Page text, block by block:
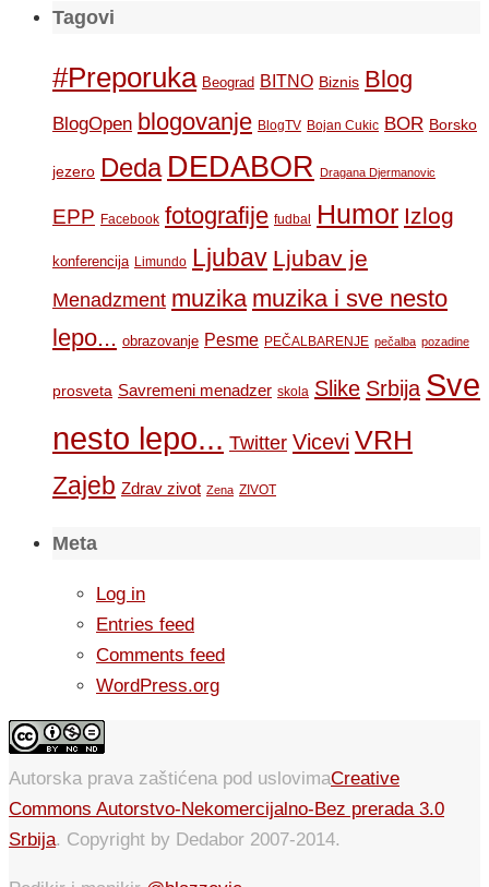
Tagovi
#Preporuka Beograd BITNO Biznis Blog
BlogOpen blogovanje BlogTV Bojan Cukic BOR Borsko
jezero Deda DEDABOR Dragana Djermanovic
EPP Facebook fotografije fudbal Humor Izlog
konferencija Limundo Ljubav Ljubav je
Menadzment muzika muzika i sve nesto
lepo... obrazovanje Pesme PEČALBARENJE pečalba pozadine
prosveta Savremeni menadzer skola Slike Srbija Sve
nesto lepo... Twitter Vicevi VRH
Zajeb Zdrav zivot Zena ZIVOT
Meta
Log in
Entries feed
Comments feed
WordPress.org
Autorska prava zaštićena pod uslovimaCreative
Commons Autorstvo-Nekomercijalno-Bez prerada 3.0
Srbija. Copyright by Dedabor 2007-2014.